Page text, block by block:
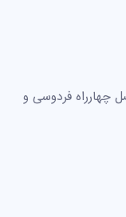
چهارراه فردوسی و